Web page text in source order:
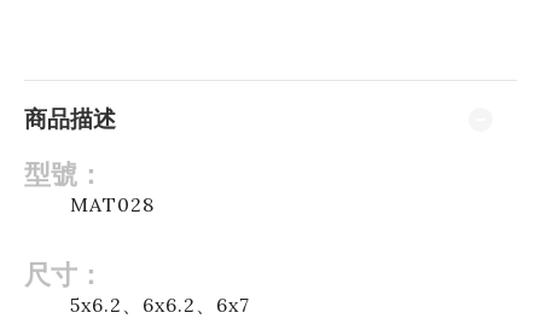
商品描述
型號：
MAT028
尺寸：
5x6.2、6x6.2、6x7